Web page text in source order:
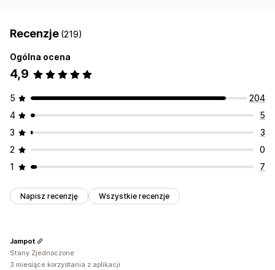
Recenzje (219)
Ogólna ocena
4,9
5
204
4
5
3
3
2
0
1
7
Napisz recenzję Wszystkie recenzje
Jampot
Stany Zjednoczone
3 miesiące korzystania z aplikacji